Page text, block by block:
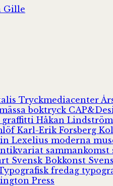
Gille
Tryckmediacenter
boktryck
graffitti Håkan Lindström
Karl-Erik Forsberg
Lexelius moderna
sammankomst
Svensk Bokkonst
fredag
Press